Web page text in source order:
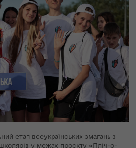
етап всеукраїнських змагань з
у межах проєкту «Пліч-о-